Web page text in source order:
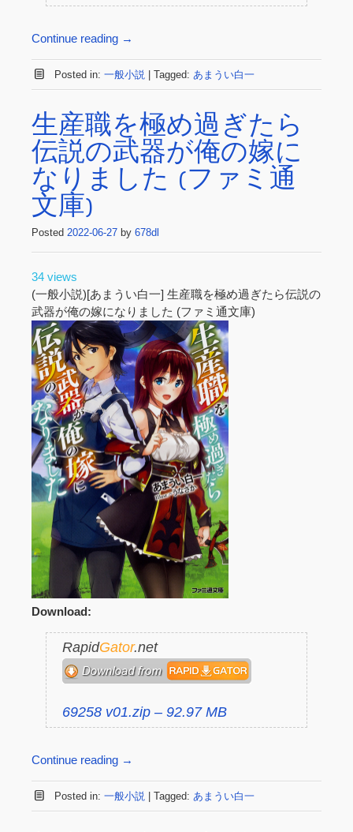
Continue reading →
Posted in: 一般小説 Tagged: あまうい白一
生産職を極め過ぎたら
伝説の武器が俺の嫁に
なりました (ファミ通
文庫)
Posted 2022-06-27 by 678dl
34 views
(一般小説)[あまうい白一] 生産職を極め過ぎたら伝説の
武器が俺の嫁になりました (ファミ通文庫)
Download:
RapidGator.net
69258 v01.zip – 92.97 MB
Continue reading →
Posted in: 一般小説 Tagged: あまうい白一